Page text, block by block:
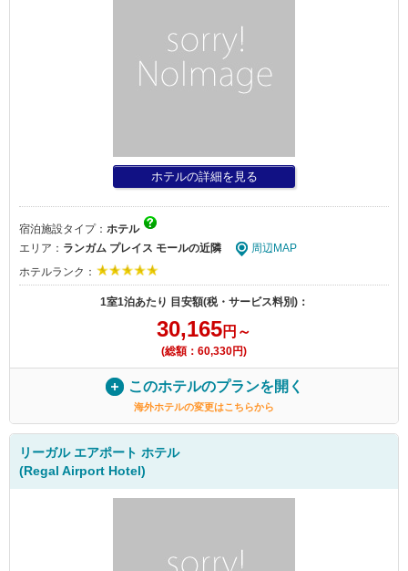
ホテルの詳細を見る
宿泊施設タイプ： ホテル
エリア： ランガム プレイス モールの近隣
周辺MAP
ホテルランク：
1室1泊あたり 目安額(税・サービス料別)：
30,165円～
(総額：60,330円)
このホテルのプランを開く
海外ホテルの変更はこちらから
リーガル エアポート ホテル
(Regal Airport Hotel)